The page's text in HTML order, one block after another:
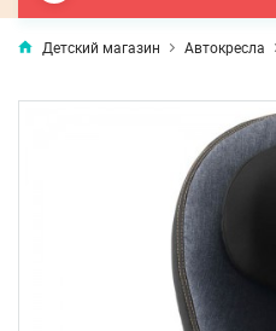
Детский магазин Автокресла